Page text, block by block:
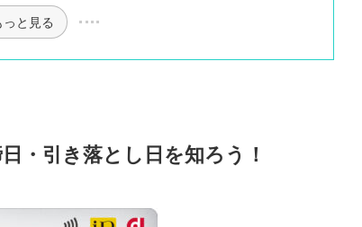
っと見る
・引き落とし日を知ろう！